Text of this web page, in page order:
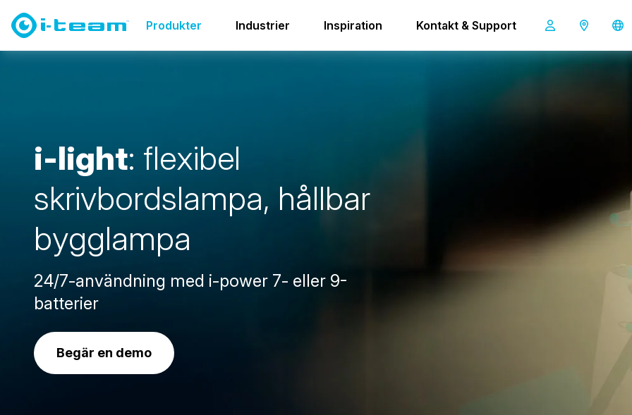
Produkter Industrier Inspiration Kontakt & Support
Transport & förvaring
i-light: flexibel
skrivbordslampa, hållbar
bygglampa
24/7-användning med i-power 7- eller 9-
batterier
Begär en demo